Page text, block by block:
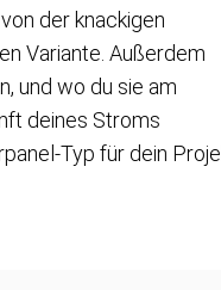
der knackigen
Variante. Außerdem
und wo du sie am
deines Stroms
Typ für dein